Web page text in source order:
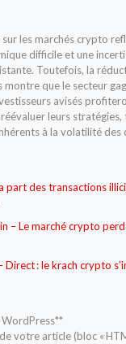
sur les marchés crypto
difficile et une
Toutefois, la
montre que le secteur
avisés
leurs stratégies,
à la volatilité
part des transactions
– Le marché crypto
: le krach crypto
votre article (bloc «